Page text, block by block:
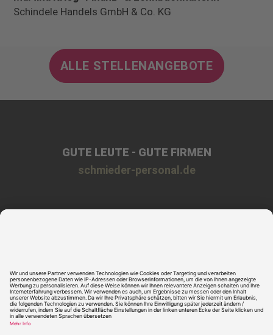
Schindele Handels GmbH & Co. KG
ALLE STELLENANGEBOTE
GUTE LEUTE - GUTE FIRMEN
schmieder-personal.de
ImpressumDatenschutz